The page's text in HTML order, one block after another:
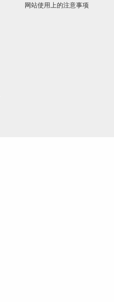
网站使用上的注意事项